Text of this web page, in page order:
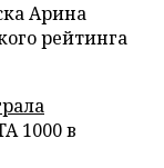
Арина
рейтинга
1000 в